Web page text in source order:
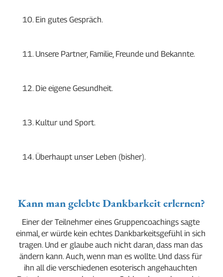
Ein gutes Gespräch.
Unsere Partner, Familie, Freunde und Bekannte.
Die eigene Gesundheit.
Kultur und Sport.
Überhaupt unser Leben (bisher).
Kann man gelebte Dankbarkeit erlernen?
Einer der Teilnehmer eines Gruppencoachings sagte
einmal, er würde kein echtes Dankbarkeitsgefühl in sich
tragen. Und er glaube auch nicht daran, dass man das
ändern kann. Auch, wenn man es wollte. Und dass für
ihn all die verschiedenen esoterisch angehauchten